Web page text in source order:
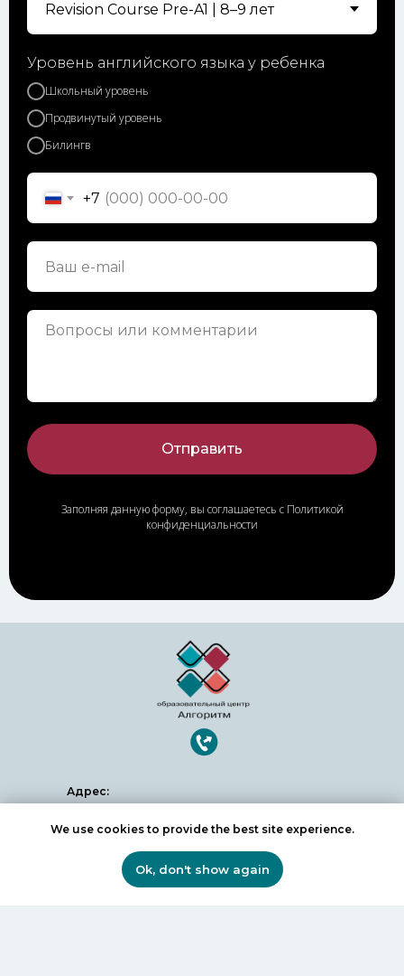
Уровень английского языка у ребенка
Школьный уровень
Продвинутый уровень
Билингв
+7
Отправить
Заполняя данную форму, вы соглашаетесь с Политикой
конфиденциальности
Адрес:
Dubai, Knowledge Village,
Телефон:
+971 52 654 2959
Написать в WhatsApp
We use cookies to provide the best site experience.
Ok, don't show again